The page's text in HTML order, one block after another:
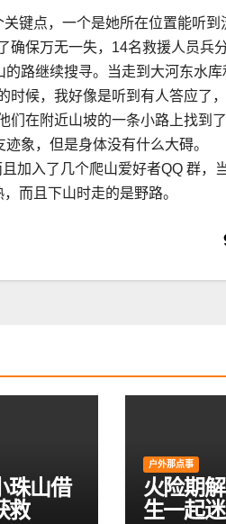
键点，一个是她所在位置能听
保万无一失，14名救援人员兵
路继续搜寻。当走到大河东水
时候，我好像是听到有人答应了
在附近山坡的一条小路上找到
象，但是身体没有什么大碍。
加入了几个爬山爱好者QQ 群，
而且下山时走的是野路。
珠山借
救
户外那点事
火险期
生一起